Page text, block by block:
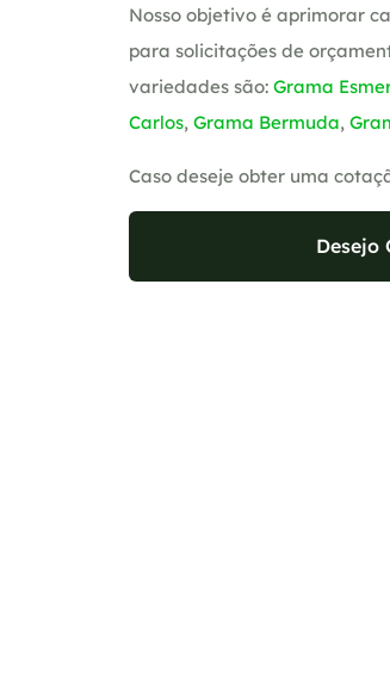
Nosso objetivo é aprimorar
para solicitações de
variedades são: Grama
Carlos, Grama Bermuda,
Caso deseje obter uma
Desejo